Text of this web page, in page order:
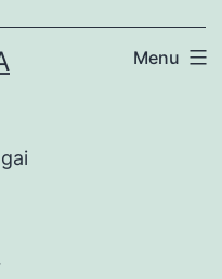
Menu